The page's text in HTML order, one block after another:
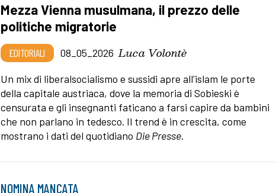
Mezza Vienna musulmana, il prezzo delle
politiche migratorie
EDITORIALI 08_05_2026 Luca Volontè
Un mix di liberalsocialismo e sussidi apre all'islam le porte
della capitale austriaca, dove la memoria di Sobieski è
censurata e gli insegnanti faticano a farsi capire da bambini
che non parlano in tedesco. Il trend è in crescita, come
mostrano i dati del quotidiano Die Presse.
NOMINA MANCATA